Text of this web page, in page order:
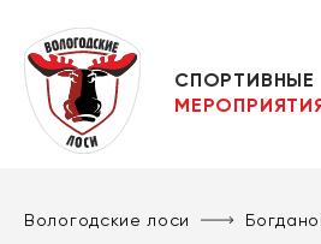
СПОРТИВНЫЕ
Вологодские лоси